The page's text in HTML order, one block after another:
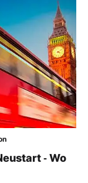
‑ Wo